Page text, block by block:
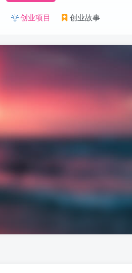
创业项目 创业故事